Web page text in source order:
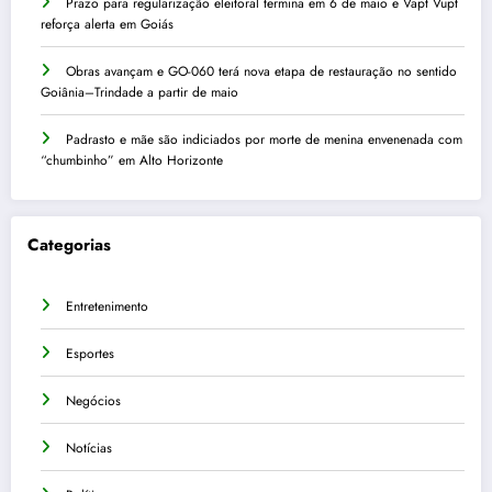
reforça alerta em Goiás
Obras avançam e GO-060 terá nova etapa de restauração no sentido
Goiânia–Trindade a partir de maio
Padrasto e mãe são indiciados por morte de menina envenenada com
“chumbinho” em Alto Horizonte
Categorias
Entretenimento
Esportes
Negócios
Notícias